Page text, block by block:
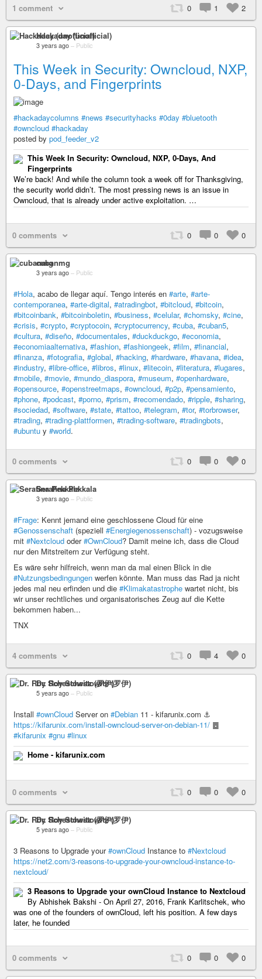
1 comment 0 1 2
Hackaday (unofficial)
3 years ago – Public
This Week in Security: Owncloud, NXP,
0-Days, and Fingerprints
#hackadaycolumns #news #securityhacks #0day #bluetooth
#owncloud #hackaday
posted by pod_feeder_v2
This Week In Security: Owncloud, NXP, 0-Days, And
Fingerprints
We’re back! And while the column took a week off for Thanksgiving,
the security world didn’t. The most pressing news is an issue in
Owncloud, that is already under active exploitation. …
0 comments 0 0 0
cubanmg
3 years ago – Public
#Hola, acabo de llegar aquí. Tengo interés en #arte, #arte-
contemporanea, #arte-digital, #atradingbot, #bitcloud, #bitcoin,
#bitcoinbank, #bitcoinboletin, #business, #celular, #chomsky, #cine,
#crisis, #crypto, #cryptocoin, #cryptocurrency, #cuba, #cuban5,
#cultura, #diseño, #documentales, #duckduckgo, #economia,
#economiaalternativa, #fashion, #fashiongeek, #film, #financial,
#finanza, #fotografia, #global, #hacking, #hardware, #havana, #idea,
#industry, #libre-office, #libros, #linux, #litecoin, #literatura, #lugares,
#mobile, #movie, #mundo_diaspora, #museum, #openhardware,
#opensource, #openstreetmaps, #owncloud, #p2p, #pensamiento,
#phone, #podcast, #porno, #prism, #recomendado, #ripple, #sharing,
#sociedad, #software, #state, #tattoo, #telegram, #tor, #torbrowser,
#trading, #trading-plattformen, #trading-software, #tradingbots,
#ubuntu y #world.
0 comments 0 0 0
Serafina Pekkala
3 years ago – Public
#Frage: Kennt jemand eine geschlossene Cloud für eine
#Genossenschaft (speziell #Energiegenossenschaft) - vozugsweise
mit #Nextcloud oder#OwnCloud? Damit meine ich, dass die Cloud
nur den Mitstreitern zur Verfügung steht.
Es wäre sehr hilfreich, wenn man da mal einen Blick in die
#Nutzungsbedingungen werfen könnte. Man muss das Rad ja nicht
jedes mal neu erfinden und die #Klimakatastrophe wartet nicht, bis
wir unser rechtliches und organisatorisches Zeug auf die Kette
bekommen haben...
TNX
4 comments 0 4 0
Dr. Roy Schestowitz (罗伊)
5 years ago – Public
Install #ownCloud Server on #Debian 11 - kifarunix.com ⚓
https://kifarunix.com/install-owncloud-server-on-debian-11/ ䷉
#kifarunix #gnu #linux
Home - kifarunix.com
0 comments 0 0 0
Dr. Roy Schestowitz (罗伊)
5 years ago – Public
3 Reasons to Upgrade your#ownCloud Instance to #Nextcloud
https://net2.com/3-reasons-to-upgrade-your-owncloud-instance-to-
nextcloud/
3 Reasons to Upgrade your ownCloud Instance to Nextcloud
By Abhishek Bakshi - On April 27, 2016, Frank Karlitschek, who
was one of the founders of ownCloud, left his position. A few days
later, he founded
0 comments 0 0 0